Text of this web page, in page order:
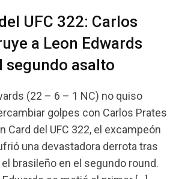
UFC 322: Carlos
a Leon Edwards
segundo asalto
(22 – 6 – 1 NC) no quiso
golpes con Carlos Prates
Card del UFC 322, el excampeón
una devastadora derrota tras
brasileño en el segundo round.